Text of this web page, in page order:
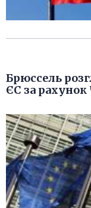
Брюссель
ЄС за рахунок